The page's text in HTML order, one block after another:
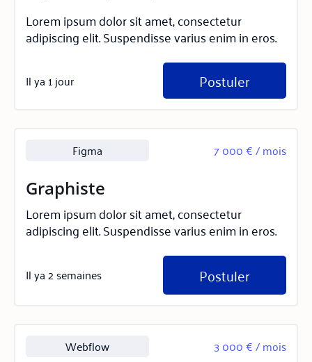
Lorem ipsum dolor sit amet, consectetur
adipiscing elit. Suspendisse varius enim in eros.
Il ya 1 jour Postuler
Figma 7 000 € / mois
Graphiste
Lorem ipsum dolor sit amet, consectetur
adipiscing elit. Suspendisse varius enim in eros.
Il ya 2 semaines Postuler
Webflow 3 000 € / mois